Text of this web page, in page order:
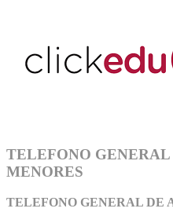
TELEFONO
MENORES
TELEFONO GENERAL DE